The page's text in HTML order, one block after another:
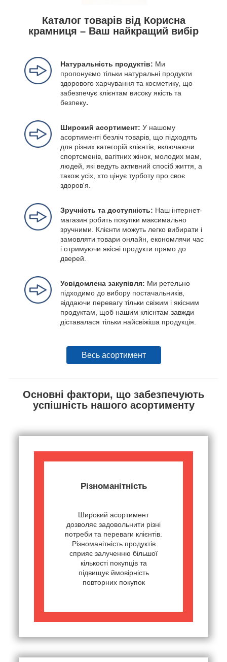
Каталог товарів від Корисна
крамниця – Ваш найкращий вибір
Натуральність продуктів: Ми
пропонуємо тільки натуральні продукти
здорового харчування та косметику, що
забезпечує клієнтам високу якість та
безпеку.
Широкий асортимент: У нашому
асортименті безліч товарів, що підходять
для різних категорій клієнтів, включаючи
спортсменів, вагітних жінок, молодих мам,
людей, які ведуть активний спосіб життя, а
також усіх, хто цінує турботу про своє
здоров'я.
Зручність та доступність: Наш інтернет-
магазин робить покупки максимально
зручними. Клієнти можуть легко вибирати і
замовляти товари онлайн, економлячи час
і отримуючи якісні продукти прямо до
дверей.
Усвідомлена закупівля: Ми ретельно
підходимо до вибору постачальників,
віддаючи перевагу тільки свіжим і якісним
продуктам, щоб нашим клієнтам завжди
діставалася тільки найсвіжіша продукція.
Весь асортимент
Основні фактори, що забезпечують
успішність нашого асортименту
Різноманітність
Широкий асортимент
дозволяє задовольнити різні
потреби та переваги клієнтів.
Різноманітність продуктів
сприяє залученню більшої
кількості покупців та
підвищує ймовірність
повторних покупок